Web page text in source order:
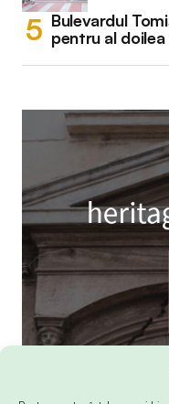
Bulevardul
pentru al